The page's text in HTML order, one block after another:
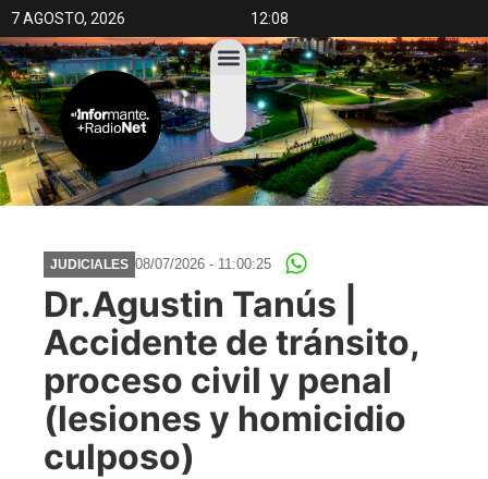
7 AGOSTO, 2026 12:08
JUDICIALES 08/07/2026 - 11:00:25
Dr.Agustin Tanús |
Accidente de tránsito,
proceso civil y penal
(lesiones y homicidio
culposo)